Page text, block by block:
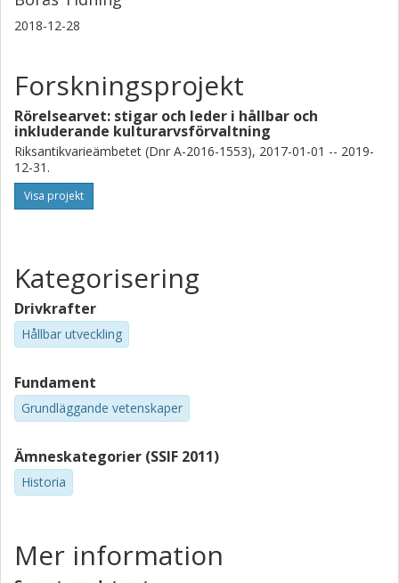
2018-12-28
Forskningsprojekt
Rörelsearvet: stigar och leder i hållbar och
inkluderande kulturarvsförvaltning
Riksantikvarieämbetet (Dnr A-2016-1553), 2017-01-01 -- 2019-
12-31.
Visa projekt
Kategorisering
Drivkrafter
Hållbar utveckling
Fundament
Grundläggande vetenskaper
Ämneskategorier (SSIF 2011)
Historia
Mer information